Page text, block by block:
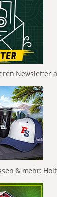
Newsletter
& mehr: